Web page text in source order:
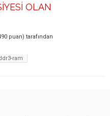
OLAN
puan) tarafından
ram